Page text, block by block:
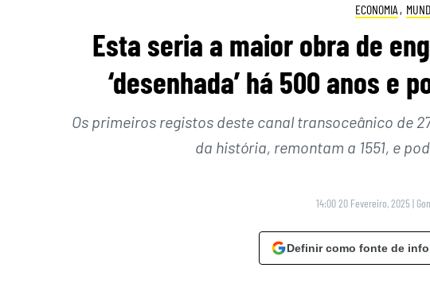
ECONOMIA ,
Esta seria a maior obra de
‘desenhada’ há 500 anos e
Os primeiros registos deste canal transoceânico de
da história, remontam a 1551, e
14:00 20 Fevereiro, 2025 |
Definir como fonte de